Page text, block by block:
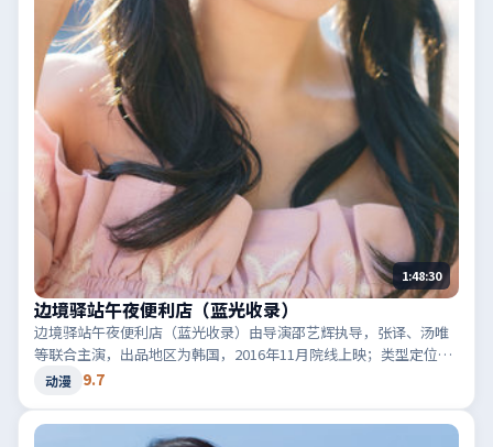
1:48:30
边境驿站午夜便利店（蓝光收录）
边境驿站午夜便利店（蓝光收录）由导演邵艺辉执导，张译、汤唯
等联合主演，出品地区为韩国，2016年11月院线上映；类型定位为
动漫·惊悚，音效与剪辑节奏凌厉。适合检索「韩国惊悚」「2016
动漫 9.7